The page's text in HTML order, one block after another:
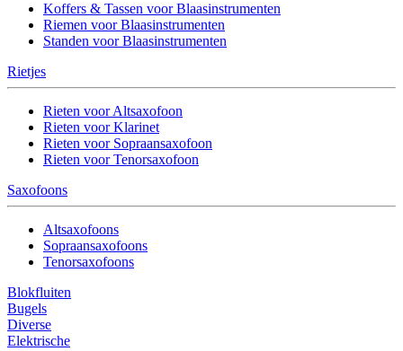
Koffers & Tassen voor Blaasinstrumenten
Riemen voor Blaasinstrumenten
Standen voor Blaasinstrumenten
Rietjes
Rieten voor Altsaxofoon
Rieten voor Klarinet
Rieten voor Sopraansaxofoon
Rieten voor Tenorsaxofoon
Saxofoons
Altsaxofoons
Sopraansaxofoons
Tenorsaxofoons
Blokfluiten
Bugels
Diverse
Elektrische